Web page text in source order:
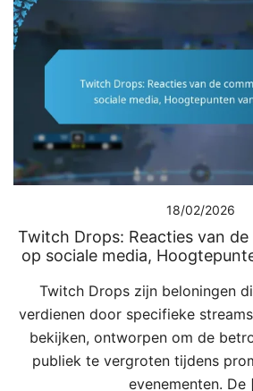
18/02/2026
Twitch Drops: Reacties van
op sociale media,
Twitch Drops zijn beloningen
verdienen door specifieke
bekijken, ontworpen om de
publiek te vergroten tijdens
evenementen. De